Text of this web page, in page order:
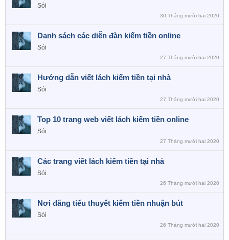
Sói
30 Tháng mười hai 2020
Danh sách các diễn đàn kiếm tiền online
Sói
27 Tháng mười hai 2020
Hướng dẫn viết lách kiếm tiền tại nhà
Sói
27 Tháng mười hai 2020
Top 10 trang web viết lách kiếm tiền online
Sói
27 Tháng mười hai 2020
Các trang viết lách kiếm tiền tại nhà
Sói
26 Tháng mười hai 2020
Nơi đăng tiểu thuyết kiếm tiền nhuận bút
Sói
26 Tháng mười hai 2020